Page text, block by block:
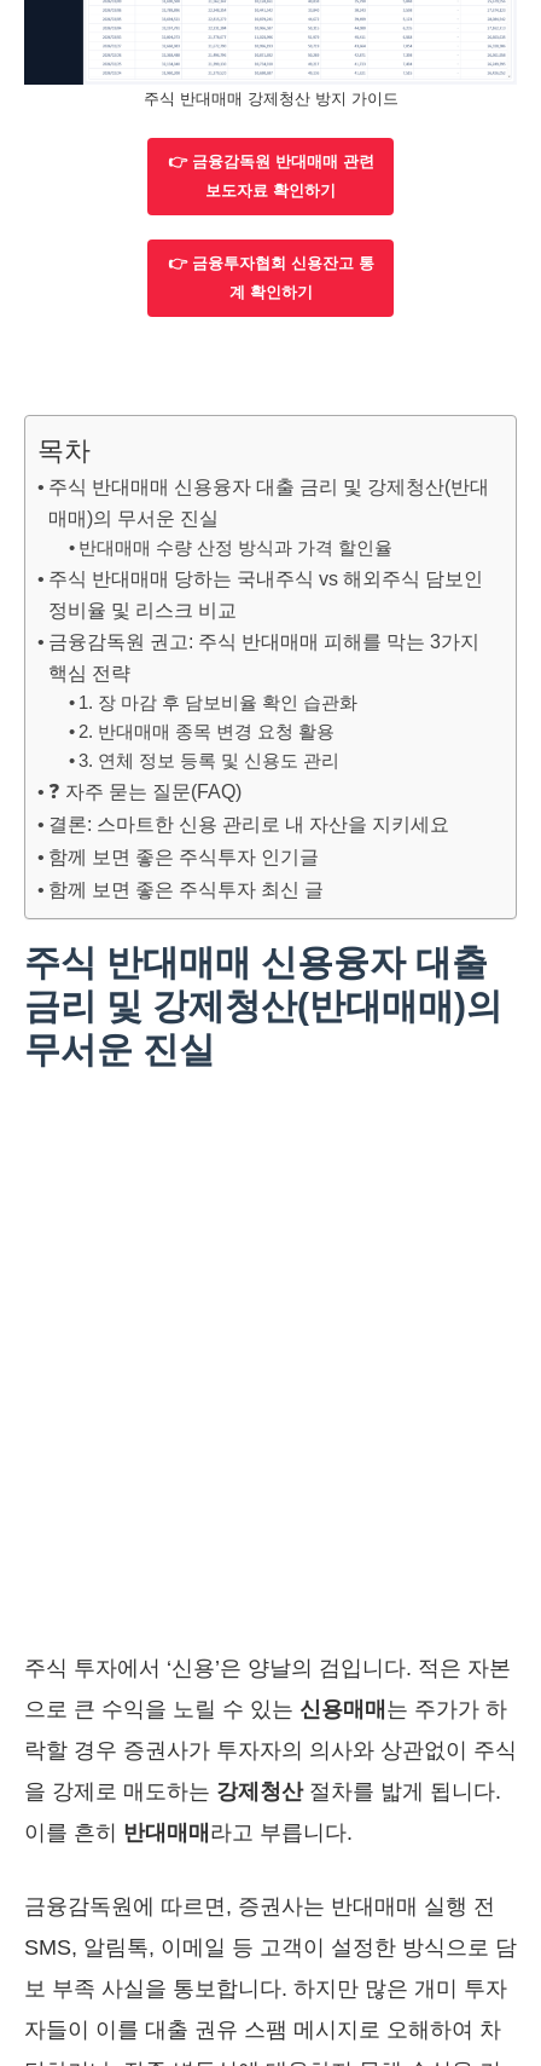
주식 반대매매 강제청산 방지 가이드
👉 금융감독원 반대매매 관련
보도자료 확인하기
👉 금융투자협회 신용잔고 통
계 확인하기
목차
주식 반대매매 신용융자 대출 금리 및 강제청산(반대
매매)의 무서운 진실
반대매매 수량 산정 방식과 가격 할인율
주식 반대매매 당하는 국내주식 vs 해외주식 담보인
정비율 및 리스크 비교
금융감독원 권고: 주식 반대매매 피해를 막는 3가지
핵심 전략
1. 장 마감 후 담보비율 확인 습관화
2. 반대매매 종목 변경 요청 활용
3. 연체 정보 등록 및 신용도 관리
❓ 자주 묻는 질문(FAQ)
결론: 스마트한 신용 관리로 내 자산을 지키세요
함께 보면 좋은 주식투자 인기글
함께 보면 좋은 주식투자 최신 글
주식 반대매매 신용융자 대출
금리 및 강제청산(반대매매)의
무서운 진실
주식 투자에서 ‘신용’은 양날의 검입니다. 적은 자본
으로 큰 수익을 노릴 수 있는 신용매매 는 주가가 하
락할 경우 증권사가 투자자의 의사와 상관없이 주식
을 강제로 매도하는 강제청산절차를 밟게 됩니다.
이를 흔히 반대매매 라고 부릅니다.
금융감독원에 따르면, 증권사는 반대매매 실행 전
SMS, 알림톡, 이메일 등 고객이 설정한 방식으로 담
보 부족 사실을 통보합니다. 하지만 많은 개미 투자
자들이 이를 대출 권유 스팸 메시지로 오해하여 차